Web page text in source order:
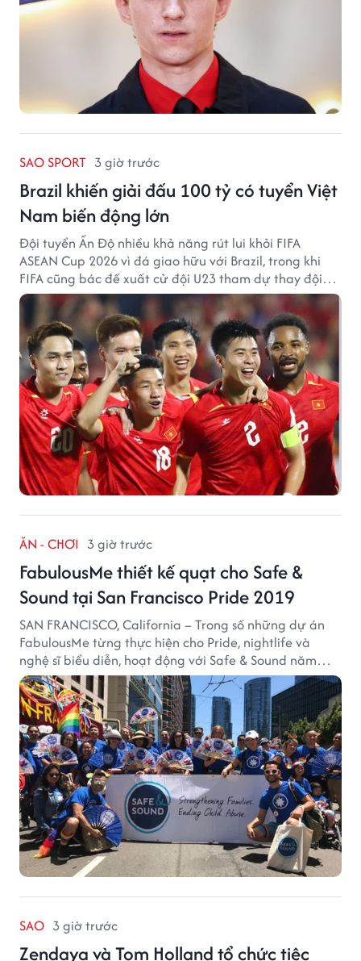
SAO SPORT 3 giờ trước
Brazil khiến giải đấu 100 tỷ có tuyển Việt
Nam biến động lớn
Đội tuyển Ấn Độ nhiều khả năng rút lui khỏi FIFA
ASEAN Cup 2026 vì đá giao hữu với Brazil, trong khi
FIFA cũng bác đề xuất cử đội U23 tham dự thay đội
tuyển quốc gia.
ĂN - CHƠI 3 giờ trước
FabulousMe thiết kế quạt cho Safe &
Sound tại San Francisco Pride 2019
SAN FRANCISCO, California – Trong số những dự án
FabulousMe từng thực hiện cho Pride, nightlife và
nghệ sĩ biểu diễn, hoạt động với Safe & Sound năm
2019 mang một bối cảnh khác biệt. Safe & Sound là tổ
chức phi lợi nhuận tại San Francisco hoạt động trong
lĩnh vực phòng ngừa bạo hành trẻ em, hỗ trợ gia đình
và xây dựng môi trường an toàn cho trẻ em.
SAO 3 giờ trước
Zendaya và Tom Holland tổ chức tiệc